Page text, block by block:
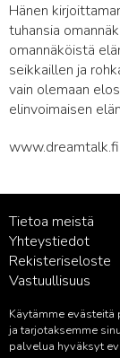
Hänen
tuhansia
omannäköistä
seikkaillen ja
vain olemaan
elinvoimaisen
www.dreamtalk.fi
Tietoa meistä
Yhteystiedot
Rekisteriseloste
Vastuullisuus
Kustantamon
Käytämme evästeitä
ja tarjotaksemme
palvelua hyväksyt